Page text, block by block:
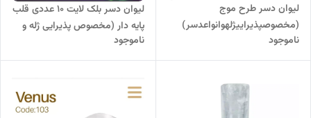
لیوان دسر طرح موج
(مخصوصپذیراییژلهوانواعدسر)
ناموجود
لیوان دسر بلک لایت 10 عددی قلب
پایه دار (مخصوص پذیرایی ژله و
انواع دسر)
ناموجود